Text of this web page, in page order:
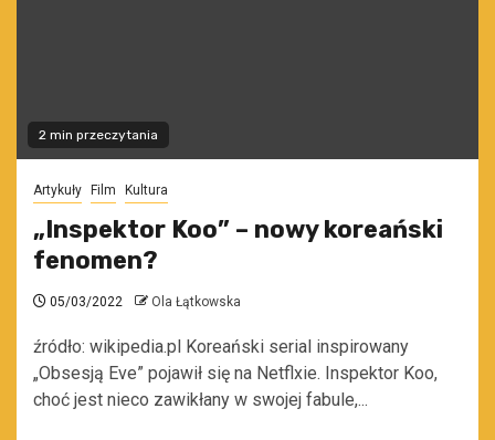
2 min przeczytania
Artykuły Film Kultura
„Inspektor Koo” – nowy koreański
fenomen?
05/03/2022 Ola Łątkowska
źródło: wikipedia.pl Koreański serial inspirowany
„Obsesją Eve” pojawił się na Netflxie. Inspektor Koo,
choć jest nieco zawikłany w swojej fabule,...